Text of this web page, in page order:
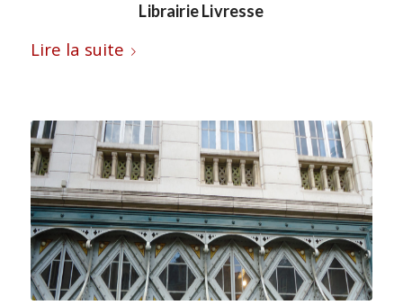
Librairie Livresse
Lire la suite